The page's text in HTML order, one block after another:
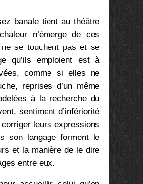
banale tient au théâtre
n’émerge de ces
ne se touchent pas et se
qu’ils emploient est à
comme si elles ne
reprises d’un même
à la recherche du
sentiment d’infériorité
leurs expressions
son langage forment le
et la manière de le dire
entre eux.